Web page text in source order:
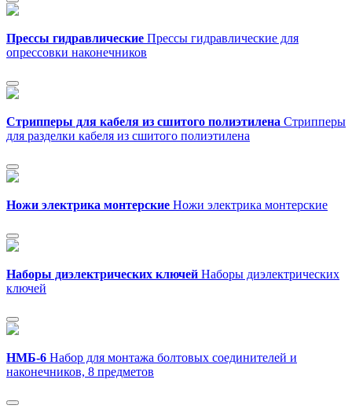
Прессы гидравлические Прессы гидравлические для
опрессовки наконечников
Стрипперы для кабеля из сшитого полиэтилена Стрипперы
для разделки кабеля из сшитого полиэтилена
Ножи электрика монтерские Ножи электрика монтерские
Наборы диэлектрических ключей Наборы диэлектрических
ключей
НМБ-6 Набор для монтажа болтовых соединителей и
наконечников, 8 предметов